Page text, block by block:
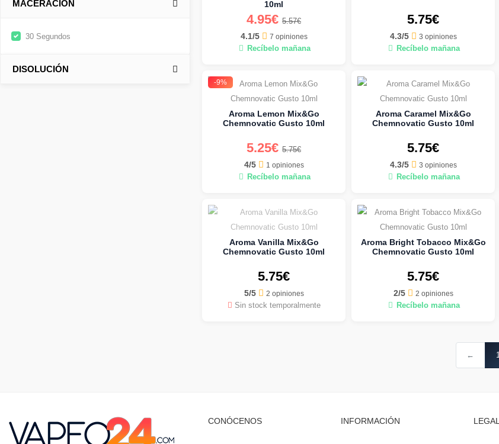
MACERACIÓN
30 Segundos
DISOLUCIÓN
10ml
4.95€ 5.57€
4.1/5 7 opiniones
Recíbelo mañana
5.75€
4.3/5 3 opiniones
Recíbelo mañana
-9%
Aroma Lemon Mix&Go
Chemnovatic Gusto 10ml
5.25€ 5.75€
4/5 1 opiniones
Recíbelo mañana
Aroma Caramel Mix&Go
Chemnovatic Gusto 10ml
5.75€
4.3/5 3 opiniones
Recíbelo mañana
Aroma Vanilla Mix&Go
Chemnovatic Gusto 10ml
5.75€
5/5 2 opiniones
Sin stock temporalmente
Aroma Bright Tobacco Mix&Go
Chemnovatic Gusto 10ml
5.75€
2/5 2 opiniones
Recíbelo mañana
← 1
CONÓCENOS INFORMACIÓN LEGAL